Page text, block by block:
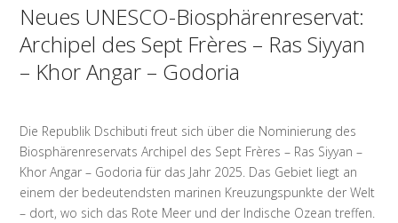
Neues UNESCO-Biosphärenreservat:
Archipel des Sept Frères – Ras Siyyan
– Khor Angar – Godoria
Die Republik Dschibuti freut sich über die Nominierung des
Biosphärenreservats Archipel des Sept Frères – Ras Siyyan –
Khor Angar – Godoria für das Jahr 2025. Das Gebiet liegt an
einem der bedeutendsten marinen Kreuzungspunkte der Welt
– dort, wo sich das Rote Meer und der Indische Ozean treffen.